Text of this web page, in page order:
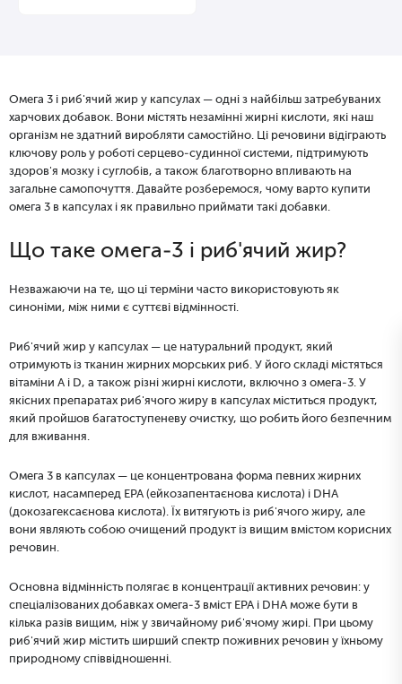
Омега 3 і риб'ячий жир у капсулах — одні з найбільш затребуваних
харчових добавок. Вони містять незамінні жирні кислоти, які наш
організм не здатний виробляти самостійно. Ці речовини відіграють
ключову роль у роботі серцево-судинної системи, підтримують
здоров'я мозку і суглобів, а також благотворно впливають на
загальне самопочуття. Давайте розберемося, чому варто купити
омега 3 в капсулах і як правильно приймати такі добавки.
Що таке омега-3 і риб'ячий жир?
Незважаючи на те, що ці терміни часто використовують як
синоніми, між ними є суттєві відмінності.
Риб'ячий жир у капсулах — це натуральний продукт, який
отримують із тканин жирних морських риб. У його складі містяться
вітаміни А і D, а також різні жирні кислоти, включно з омега-3. У
якісних препаратах риб'ячого жиру в капсулах міститься продукт,
який пройшов багатоступеневу очистку, що робить його безпечним
для вживання.
Омега 3 в капсулах — це концентрована форма певних жирних
кислот, насамперед EPA (ейкозапентаєнова кислота) і DHA
(докозагексаєнова кислота). Їх витягують із риб'ячого жиру, але
вони являють собою очищений продукт із вищим вмістом корисних
речовин.
Основна відмінність полягає в концентрації активних речовин: у
спеціалізованих добавках омега-3 вміст EPA і DHA може бути в
кілька разів вищим, ніж у звичайному риб'ячому жирі. При цьому
риб'ячий жир містить ширший спектр поживних речовин у їхньому
природному співвідношенні.